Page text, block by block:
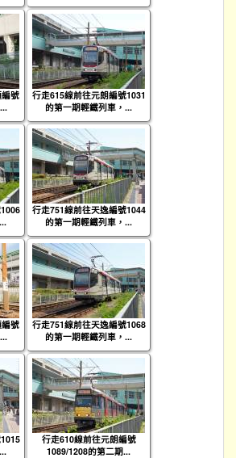
號
行走615線前往元朗編號1031
的第一期輕鐵列車，...
行走751線前往天逸編號1044
的第一期輕鐵列車，...
號
行走751線前往天逸編號1068
的第一期輕鐵列車，...
行走610線前往元朗編號
1089/1208的第二期...